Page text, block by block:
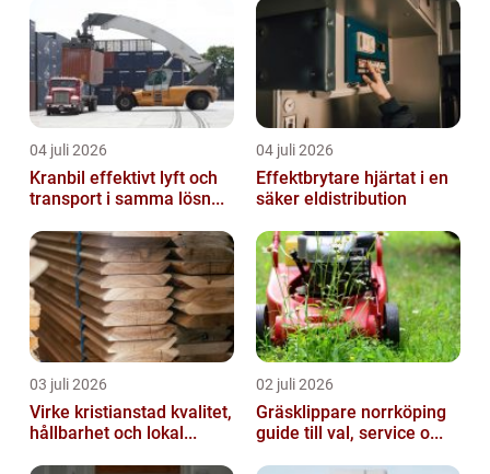
04 juli 2026
Kranbil effektivt lyft och
transport i samma lösn...
04 juli 2026
Effektbrytare hjärtat i en
säker eldistribution
03 juli 2026
Virke kristianstad kvalitet,
hållbarhet och lokal...
02 juli 2026
Gräsklippare norrköping
guide till val, service o...